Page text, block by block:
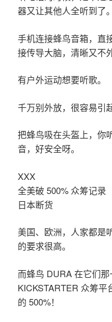
器又让其他人全听到了。
手机连接蜂鸟音箱，直
接传导大脑，清晰又不
有户外运动想要听歌。
千万别外放，很容易引
把蜂鸟吸在头盔上，你
音，好安全呀。
XXX
全美破 500% 众筹记录
日本断货
美国、欧洲，人家都是
的要求很高。
而蜂鸟 DURA 在它们
KICKSTARTER 众筹
的 500%！